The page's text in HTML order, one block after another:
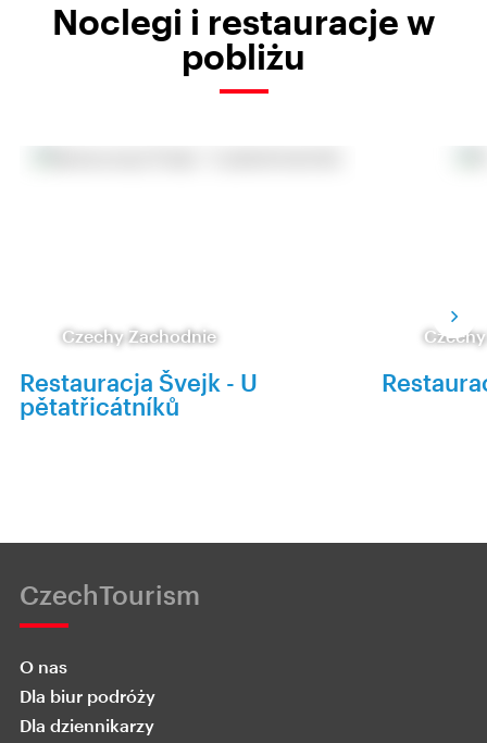
Noclegi i restauracje w
pobliżu
Czechy Zachodnie
Restauracja Švejk - U
pětatřicátníků
CzechTourism
O nas
Dla biur podróży
Dla dziennikarzy